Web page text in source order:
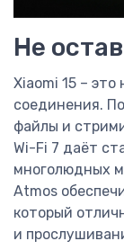
Не
Xiaomi 15 –
соединения.
файлы и
Wi-Fi 7 даёт
многолюдных
Atmos
который
и